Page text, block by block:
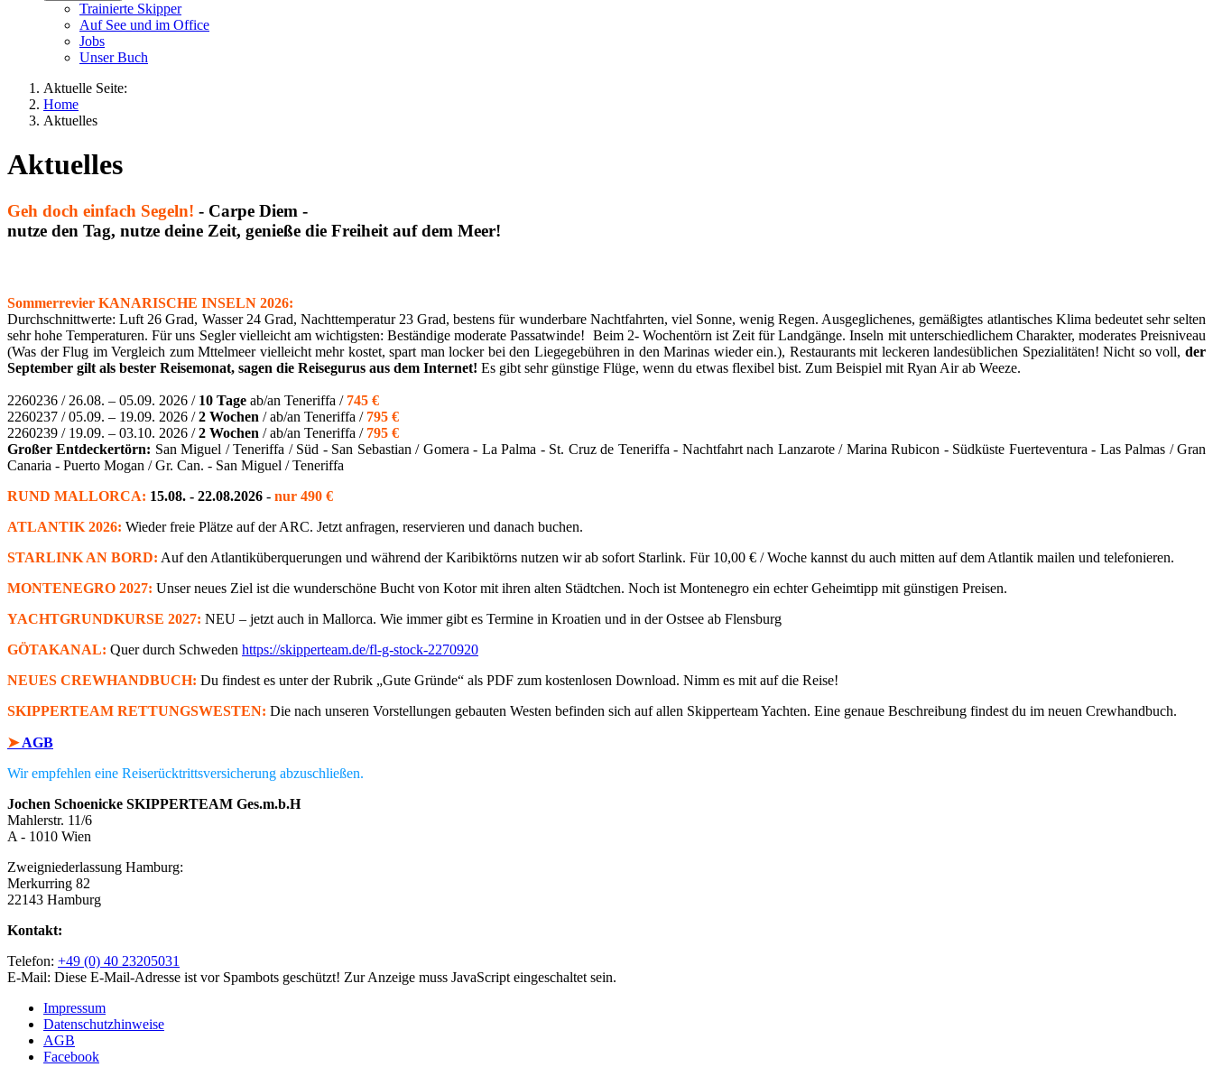
Trainierte Skipper
Auf See und im Office
Jobs
Unser Buch
Aktuelle Seite:
Home
Aktuelles
Aktuelles
Geh doch einfach Segeln! - Carpe Diem -
nutze den Tag, nutze deine Zeit, genieße die Freiheit auf dem Meer!
Sommerrevier KANARISCHE INSELN 2026:
Durchschnittwerte: Luft 26 Grad, Wasser 24 Grad, Nachttemperatur 23 Grad, bestens für wunderbare Nachtfahrten, viel Sonne, wenig Regen. Ausgeglichenes, gemäßigtes atlantisches Klima bedeutet sehr selten
sehr hohe Temperaturen. Für uns Segler vielleicht am wichtigsten: Beständige moderate Passatwinde! Beim 2- Wochentörn ist Zeit für Landgänge. Inseln mit unterschiedlichem Charakter, moderates Preisniveau
(Was der Flug im Vergleich zum Mttelmeer vielleicht mehr kostet, spart man locker bei den Liegegebühren in den Marinas wieder ein.), Restaurants mit leckeren landesüblichen Spezialitäten! Nicht so voll, der
September gilt als bester Reisemonat, sagen die Reisegurus aus dem Internet! Es gibt sehr günstige Flüge, wenn du etwas flexibel bist. Zum Beispiel mit Ryan Air ab Weeze.
2260236 / 26.08. – 05.09. 2026 / 10 Tage ab/an Teneriffa / 745 €
2260237 / 05.09. – 19.09. 2026 /2 Wochen / ab/an Teneriffa / 795 €
2260239 / 19.09. – 03.10. 2026 /2 Wochen / ab/an Teneriffa / 795 €
Großer Entdeckertörn: San Miguel / Teneriffa / Süd - San Sebastian / Gomera - La Palma - St. Cruz de Teneriffa - Nachtfahrt nach Lanzarote / Marina Rubicon - Südküste Fuerteventura - Las Palmas / Gran
Canaria - Puerto Mogan / Gr. Can. - San Miguel / Teneriffa
RUND MALLORCA: 15.08. - 22.08.2026 - nur 490 €
ATLANTIK 2026: Wieder freie Plätze auf der ARC. Jetzt anfragen, reservieren und danach buchen.
STARLINK AN BORD: Auf den Atlantiküberquerungen und während der Karibiktörns nutzen wir ab sofort Starlink. Für 10,00 € / Woche kannst du auch mitten auf dem Atlantik mailen und telefonieren.
MONTENEGRO 2027: Unser neues Ziel ist die wunderschöne Bucht von Kotor mit ihren alten Städtchen. Noch ist Montenegro ein echter Geheimtipp mit günstigen Preisen.
YACHTGRUNDKURSE 2027: NEU – jetzt auch in Mallorca. Wie immer gibt es Termine in Kroatien und in der Ostsee ab Flensburg
GÖTAKANAL: Quer durch Schweden https://skipperteam.de/fl-g-stock-2270920
NEUES CREWHANDBUCH: Du findest es unter der Rubrik „Gute Gründe“ als PDF zum kostenlosen Download. Nimm es mit auf die Reise!
SKIPPERTEAM RETTUNGSWESTEN: Die nach unseren Vorstellungen gebauten Westen befinden sich auf allen Skipperteam Yachten. Eine genaue Beschreibung findest du im neuen Crewhandbuch.
➤AGB
Wir empfehlen eine Reiserücktrittsversicherung abzuschließen.
Jochen Schoenicke SKIPPERTEAM Ges.m.b.H
Mahlerstr. 11/6
A - 1010 Wien
Zweigniederlassung Hamburg:
Merkurring 82
22143 Hamburg
Kontakt:
Telefon: +49 (0) 40 23205031
E-Mail: Diese E-Mail-Adresse ist vor Spambots geschützt! Zur Anzeige muss JavaScript eingeschaltet sein.
Impressum
Datenschutzhinweise
AGB
Facebook